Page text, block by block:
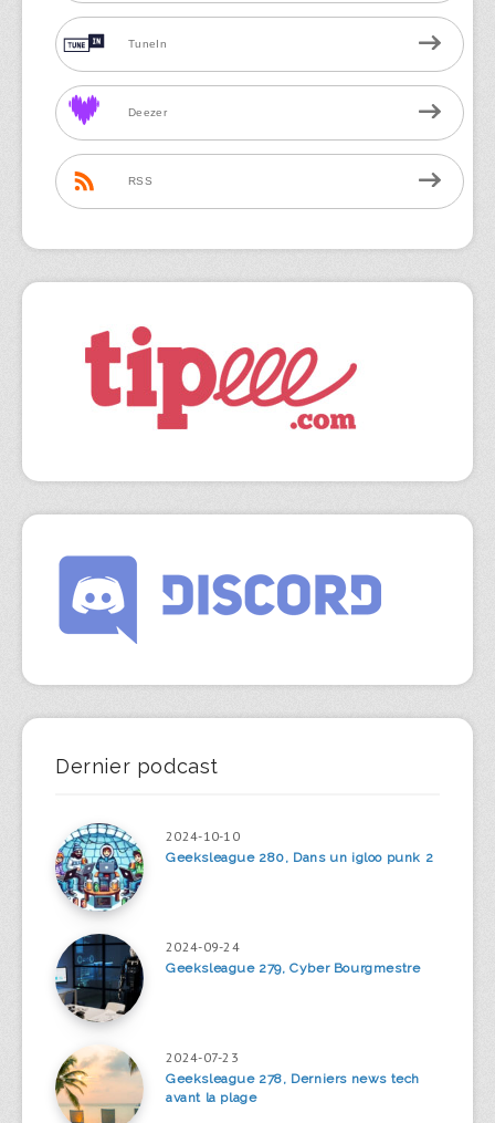
TuneIn
Deezer
RSS
Dernier podcast
2024-10-10
Geeksleague 280, Dans un igloo punk 2
2024-09-24
Geeksleague 279, Cyber Bourgmestre
2024-07-23
Geeksleague 278, Derniers news tech
avant la plage